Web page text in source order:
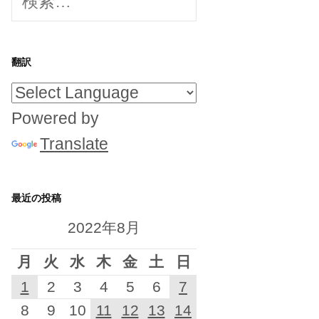
索:
翻訳
Powered by
Translate
最近の投稿
2022年8月
月 火 水 木 金 土
日
1
2 3 4 5 6
7
8
9 10 11 12 13 14